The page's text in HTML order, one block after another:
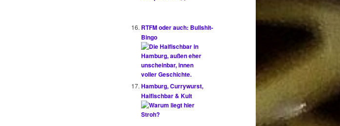
RTFM oder auch: Bullshit-
Bingo
Hamburg, Currywurst,
Haifischbar & Kult